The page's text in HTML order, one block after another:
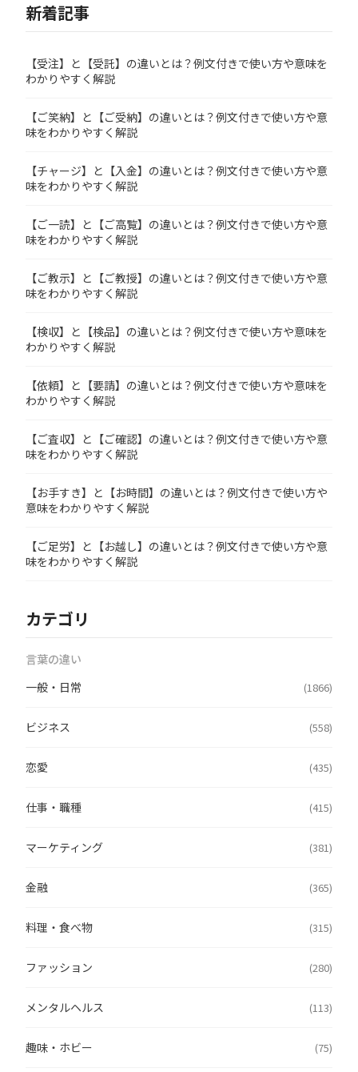
新着記事
【受注】と【受託】の違いとは？例文付きで使い方や意味を
わかりやすく解説
【ご笑納】と【ご受納】の違いとは？例文付きで使い方や意
味をわかりやすく解説
【チャージ】と【入金】の違いとは？例文付きで使い方や意
味をわかりやすく解説
【ご一読】と【ご高覧】の違いとは？例文付きで使い方や意
味をわかりやすく解説
【ご教示】と【ご教授】の違いとは？例文付きで使い方や意
味をわかりやすく解説
【検収】と【検品】の違いとは？例文付きで使い方や意味を
わかりやすく解説
【依頼】と【要請】の違いとは？例文付きで使い方や意味を
わかりやすく解説
【ご査収】と【ご確認】の違いとは？例文付きで使い方や意
味をわかりやすく解説
【お手すき】と【お時間】の違いとは？例文付きで使い方や
意味をわかりやすく解説
【ご足労】と【お越し】の違いとは？例文付きで使い方や意
味をわかりやすく解説
カテゴリ
言葉の違い
一般・日常
(1866)
ビジネス (558)
恋愛 (435)
仕事・職種 (415)
マーケティング (381)
金融 (365)
料理・食べ物 (315)
ファッション (280)
メンタルヘルス (113)
趣味・ホビー (75)